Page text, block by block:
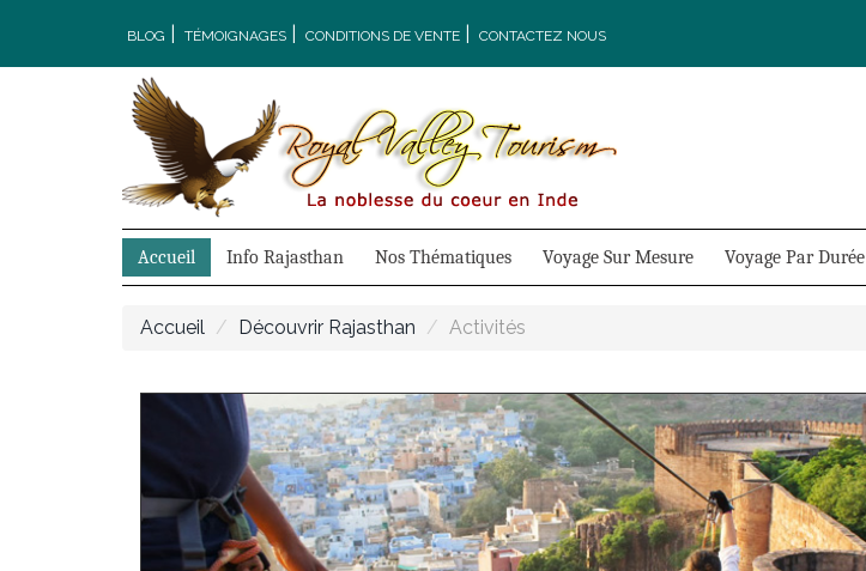
BLOG TÉMOIGNAGES CONDITIONS DE VENTE CONTACTEZ NOUS
Accueil Info Rajasthan Nos Thématiques Voyage Sur Mesure Voyage Par Durée
Accueil Découvrir Rajasthan Activités